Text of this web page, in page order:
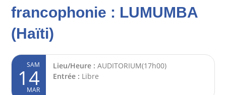
francophonie : LUMUMBA
(Haïti)
SAM
14
MAR
Lieu/Heure :AUDITORIUM(17h00)
Entrée : Libre